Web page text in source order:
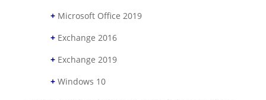
+Microsoft Office 2019
+Exchange 2016
+Exchange 2019
+Windows 10